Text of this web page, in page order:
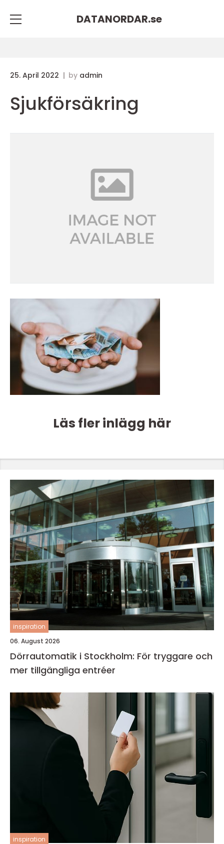
DATANORDAR.se
25. April 2022 by admin
Sjukförsäkring
Läs fler inlägg här
inspiration
06. August 2026
Dörrautomatik i Stockholm: För tryggare och
mer tillgängliga entréer
inspiration